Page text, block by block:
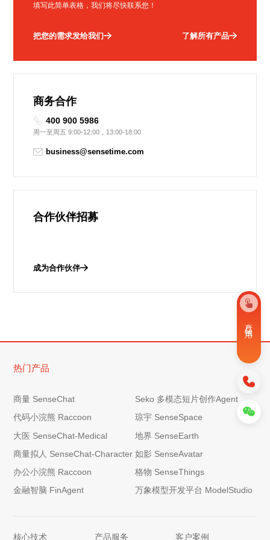
填写此简单表格，我们将尽快联系您！
把您的需求发给我们 了解所有产品
商务合作
400 900 5986
周一至周五 9:00-12:00，13:00-18:00
business@sensetime.com
合作伙伴招募
成为合作伙伴
热门产品
商量 SenseChat
Seko 多模态短片创作Agent
代码小浣熊 Raccoon
琼宇 SenseSpace
大医 SenseChat-Medical
地界 SenseEarth
商量拟人 SenseChat-Character 如影 SenseAvatar
办公小浣熊 Raccoon
格物 SenseThings
金融智脑 FinAgent
万象模型开发平台 ModelStudio
核心技术 产品服务 客户案例